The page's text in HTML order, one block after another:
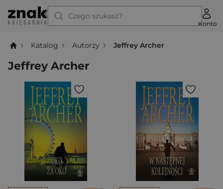
Czego szukasz?
Konto
Katalog Autorzy Jeffrey Archer
Jeffrey Archer